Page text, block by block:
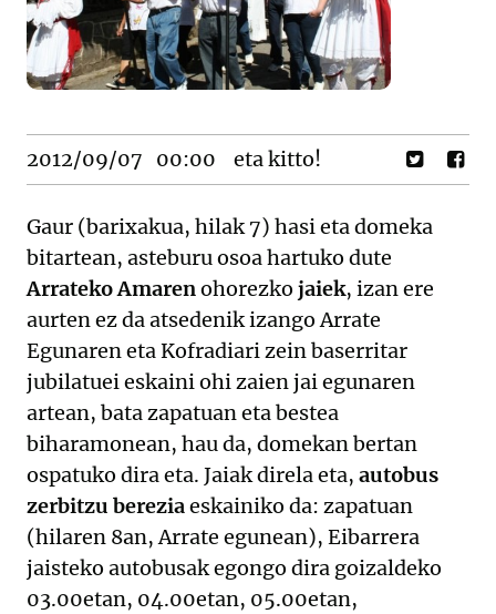
2012/09/07 00:00 eta kitto!
Gaur (barixakua, hilak 7) hasi eta domeka
bitartean, asteburu osoa hartuko dute
Arrateko Amarenohorezko jaiek, izan ere
aurten ez da atsedenik izango Arrate
Egunaren eta Kofradiari zein baserritar
jubilatuei eskaini ohi zaien jai egunaren
artean, bata zapatuan eta bestea
biharamonean, hau da, domekan bertan
ospatuko dira eta. Jaiak direla eta, autobus
zerbitzu bereziaeskainiko da: zapatuan
(hilaren 8an, Arrate egunean), Eibarrera
jaisteko autobusak egongo dira goizaldeko
03.00etan, 04.00etan, 05.00etan,